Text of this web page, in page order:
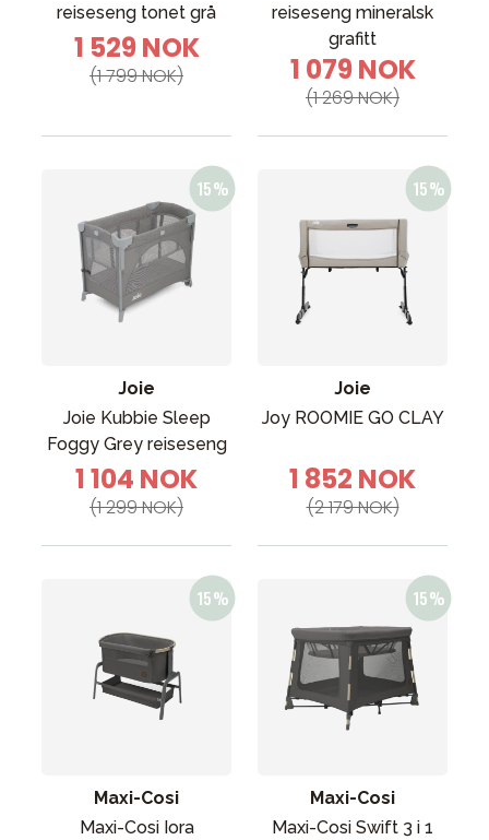
reiseseng tonet grå
1 529 NOK
(1 799 NOK)
reiseseng mineralsk
grafitt
1 079 NOK
(1 269 NOK)
Joie
Joie Kubbie Sleep
Foggy Grey reiseseng
1 104 NOK
(1 299 NOK)
Joie
Joy ROOMIE GO CLAY
1 852 NOK
(2 179 NOK)
Maxi-Cosi
Maxi-Cosi Iora
Maxi-Cosi
Maxi-Cosi Swift 3 i 1